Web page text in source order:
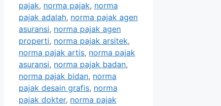
pajak, norma pajak, norma
pajak adalah, norma pajak agen
asuransi, norma pajak agen
properti, norma pajak arsitek,
norma pajak artis, norma pajak
asuransi, norma pajak badan,
norma pajak bidan, norma
pajak desain grafis, norma
pajak dokter, norma pajak